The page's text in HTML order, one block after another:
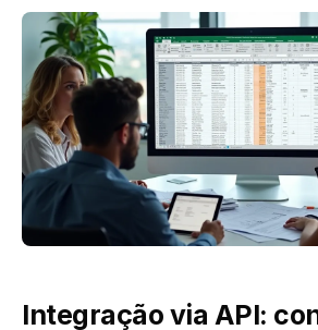
Integração via API: